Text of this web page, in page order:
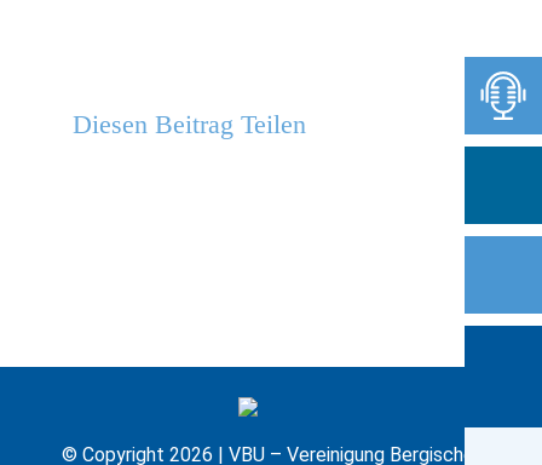
Diesen Beitrag Teilen
© Copyright 2026 | VBU – Vereinigung Bergischer